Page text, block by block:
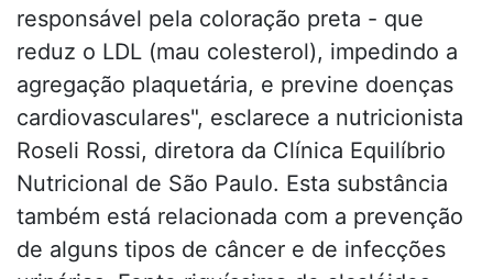
responsável pela coloração preta - que
reduz o LDL (mau colesterol), impedindo a
agregação plaquetária, e previne doenças
cardiovasculares", esclarece a nutricionista
Roseli Rossi, diretora da Clínica Equilíbrio
Nutricional de São Paulo. Esta substância
também está relacionada com a prevenção
de alguns tipos de câncer e de infecções